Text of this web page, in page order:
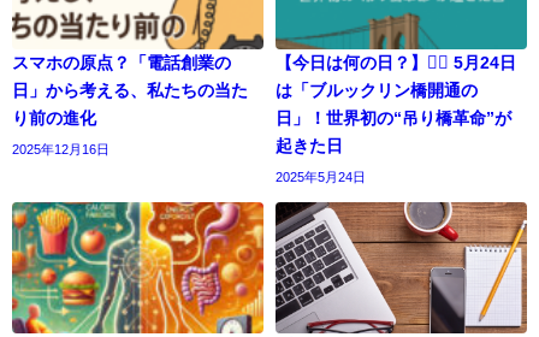
スマホの原点？「電話創業の
日」から考える、私たちの当た
り前の進化
2025年12月16日
【今日は何の日？】🕵️‍♂️ 5月24日
は「ブルックリン橋開通の
日」！世界初の“吊り橋革命”が
起きた日
2025年5月24日